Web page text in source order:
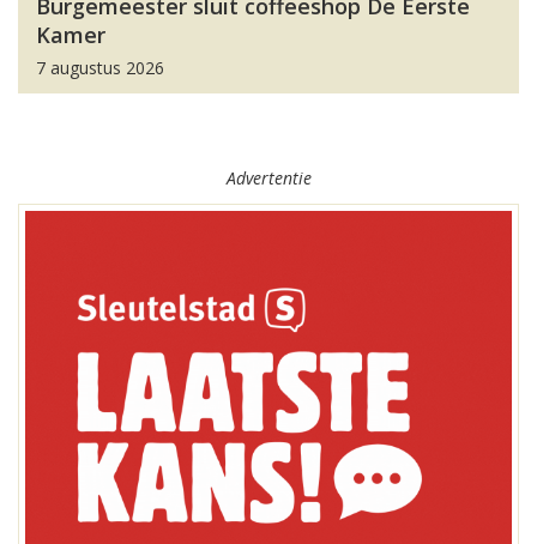
Burgemeester sluit coffeeshop De Eerste
Kamer
7 augustus 2026
Advertentie